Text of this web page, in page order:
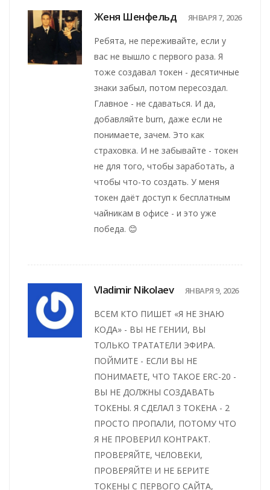
Женя Шенфельд ЯНВАРЯ 7, 2026
Ребята, не переживайте, если у
вас не вышло с первого раза. Я
тоже создавал токен - десятичные
знаки забыл, потом пересоздал.
Главное - не сдаваться. И да,
добавляйте burn, даже если не
понимаете, зачем. Это как
страховка. И не забывайте - токен
не для того, чтобы заработать, а
чтобы что-то создать. У меня
токен даёт доступ к бесплатным
чайникам в офисе - и это уже
победа. 😊
Vladimir Nikolaev ЯНВАРЯ 9, 2026
ВСЕМ КТО ПИШЕТ «Я НЕ ЗНАЮ
КОДА» - ВЫ НЕ ГЕНИИ, ВЫ
ТОЛЬКО ТРАТАТЕЛИ ЭФИРА.
ПОЙМИТЕ - ЕСЛИ ВЫ НЕ
ПОНИМАЕТЕ, ЧТО ТАКОЕ ERC-20 -
ВЫ НЕ ДОЛЖНЫ СОЗДАВАТЬ
ТОКЕНЫ. Я СДЕЛАЛ 3 ТОКЕНА - 2
ПРОСТО ПРОПАЛИ, ПОТОМУ ЧТО
Я НЕ ПРОВЕРИЛ КОНТРАКТ.
ПРОВЕРЯЙТЕ, ЧЕЛОВЕКИ,
ПРОВЕРЯЙТЕ! И НЕ БЕРИТЕ
ТОКЕНЫ С ПЕРВОГО САЙТА,